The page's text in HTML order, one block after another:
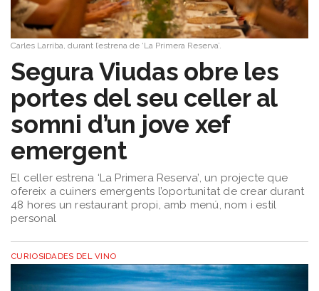
Carles Larriba, durant l’estrena de ‘La Primera Reserva’.
Segura Viudas obre les
portes del seu celler al
somni d’un jove xef
emergent
El celler estrena ‘La Primera Reserva’, un projecte que
ofereix a cuiners emergents l’oportunitat de crear durant
48 hores un restaurant propi, amb menú, nom i estil
personal
CURIOSIDADES DEL VINO